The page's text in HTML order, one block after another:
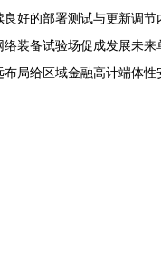
好的部署测试与更新调节
装备试验场促成发展未来
局给区域金融高计端体性